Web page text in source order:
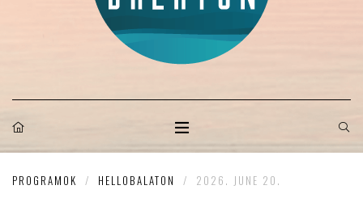
PROGRAMOK / HELLOBALATON / 2026. JUNE 20.